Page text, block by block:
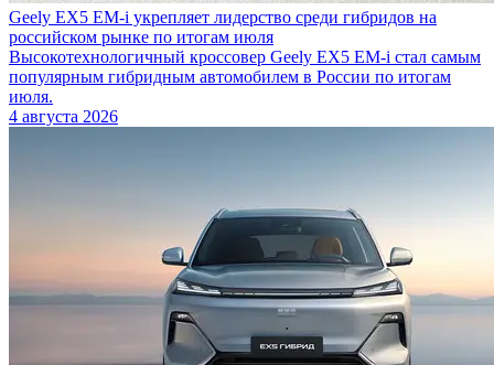
Geely EX5 EM-i укрепляет лидерство среди гибридов на
российском рынке по итогам июля
Высокотехнологичный кроссовер Geely EX5 EM-i стал самым
популярным гибридным автомобилем в России по итогам
июля.
4 августа 2026